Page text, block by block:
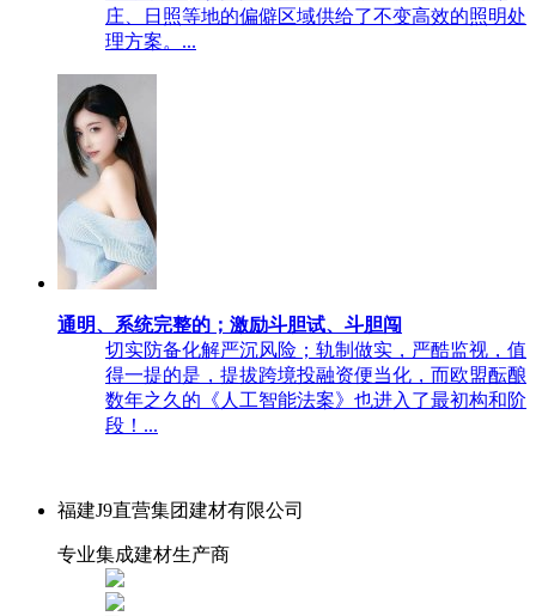
庄、日照等地的偏僻区域供给了不变高效的照明处
理方案。...
通明、系统完整的；激励斗胆试、斗胆闯
切实防备化解严沉风险；轨制做实，严酷监视，值
得一提的是，提拔跨境投融资便当化，而欧盟酝酿
数年之久的《人工智能法案》也进入了最初构和阶
段！...
福建J9直营集团建材有限公司
专业集成建材生产商